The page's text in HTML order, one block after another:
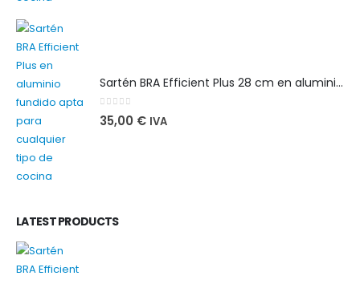
Sartén BRA Efficient Plus 28 cm en aluminio fundido apta para cualquier tipo de cocina
0out of 5
35,00 € IVA
LATEST PRODUCTS